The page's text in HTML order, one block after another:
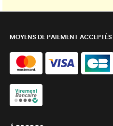
MOYENS DE PAIEMENT ACCEPTÉS